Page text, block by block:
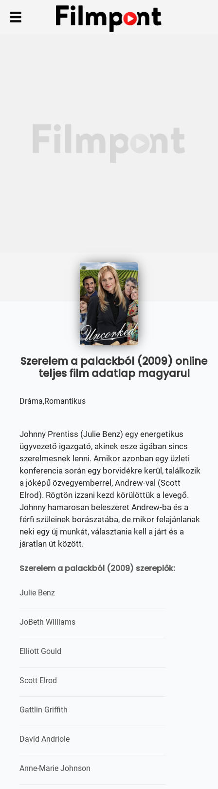
Szerelem a palackból (2009) online
teljes film adatlap magyarul
Dráma,Romantikus
Johnny Prentiss (Julie Benz) egy energetikus
ügyvezető igazgató, akinek esze ágában sincs
szerelmesnek lenni. Amikor azonban egy üzleti
konferencia során egy borvidékre kerül, találkozik
a jóképű özvegyemberrel, Andrew-val (Scott
Elrod). Rögtön izzani kezd körülöttük a levegő.
Johnny hamarosan beleszeret Andrew-ba és a
férfi szüleinek borászatába, de mikor felajánlanak
neki egy új munkát, választania kell a járt és a
járatlan út között.
Szerelem a palackból (2009) szereplők:
Julie Benz
JoBeth Williams
Elliott Gould
Scott Elrod
Gattlin Griffith
David Andriole
Anne-Marie Johnson